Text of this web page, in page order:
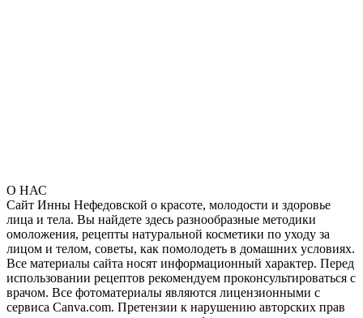
О НАС
Сайт Инны Нефедовской о красоте, молодости и здоровье
лица и тела. Вы найдете здесь разнообразные методики
омоложения, рецепты натуральной косметики по уходу за
лицом и телом, советы, как помолодеть в домашних условиях.
Все материалы сайта носят информационный характер. Перед
использовании рецептов рекомендуем проконсультироваться с
врачом. Все фотоматериалы являются лицензионными с
сервиса Canva.com. Претензии к нарушению авторских прав